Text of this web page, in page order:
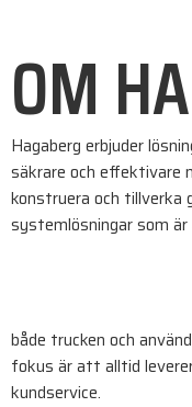
OM
Hagaberg erbjuder
säkrare och effektivare
konstruera och tillverka
systemlösningar som
både trucken och
fokus är att alltid
kundservice.